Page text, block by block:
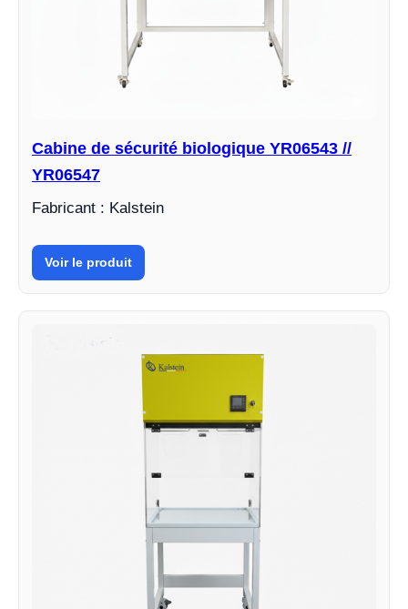
Cabine de sécurité biologique YR06543 //
YR06547
Fabricant : Kalstein
Voir le produit